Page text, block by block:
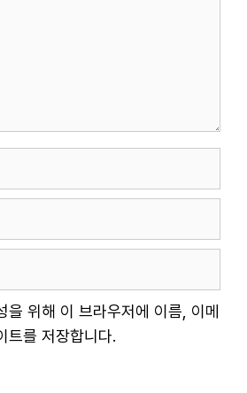
을 위해 이 브라우저에 이름, 이메
트를 저장합니다.